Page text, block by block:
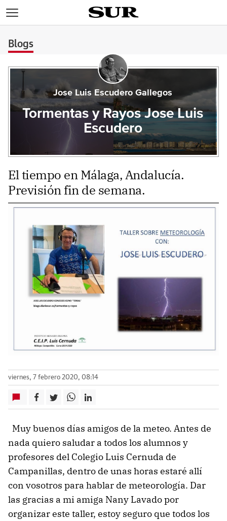
Blogs
Jose Luis Escudero Gallegos
Tormentas y Rayos Jose Luis
Escudero
El tiempo en Málaga, Andalucía.
Previsión fin de semana.
viernes, 7 febrero 2020, 08:14
Muy buenos días amigos de la meteo. Antes de
nada quiero saludar a todos los alumnos y
profesores del Colegio Luis Cernuda de
Campanillas, dentro de unas horas estaré allí
con vosotros para hablar de meteorología. Dar
las gracias a mi amiga Nany Lavado por
organizar este taller, estoy seguro que todos los